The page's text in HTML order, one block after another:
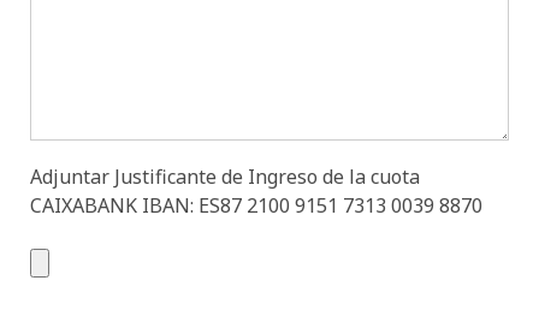
Adjuntar Justificante de Ingreso de la cuota
CAIXABANK IBAN: ES87 2100 9151 7313 0039 8870